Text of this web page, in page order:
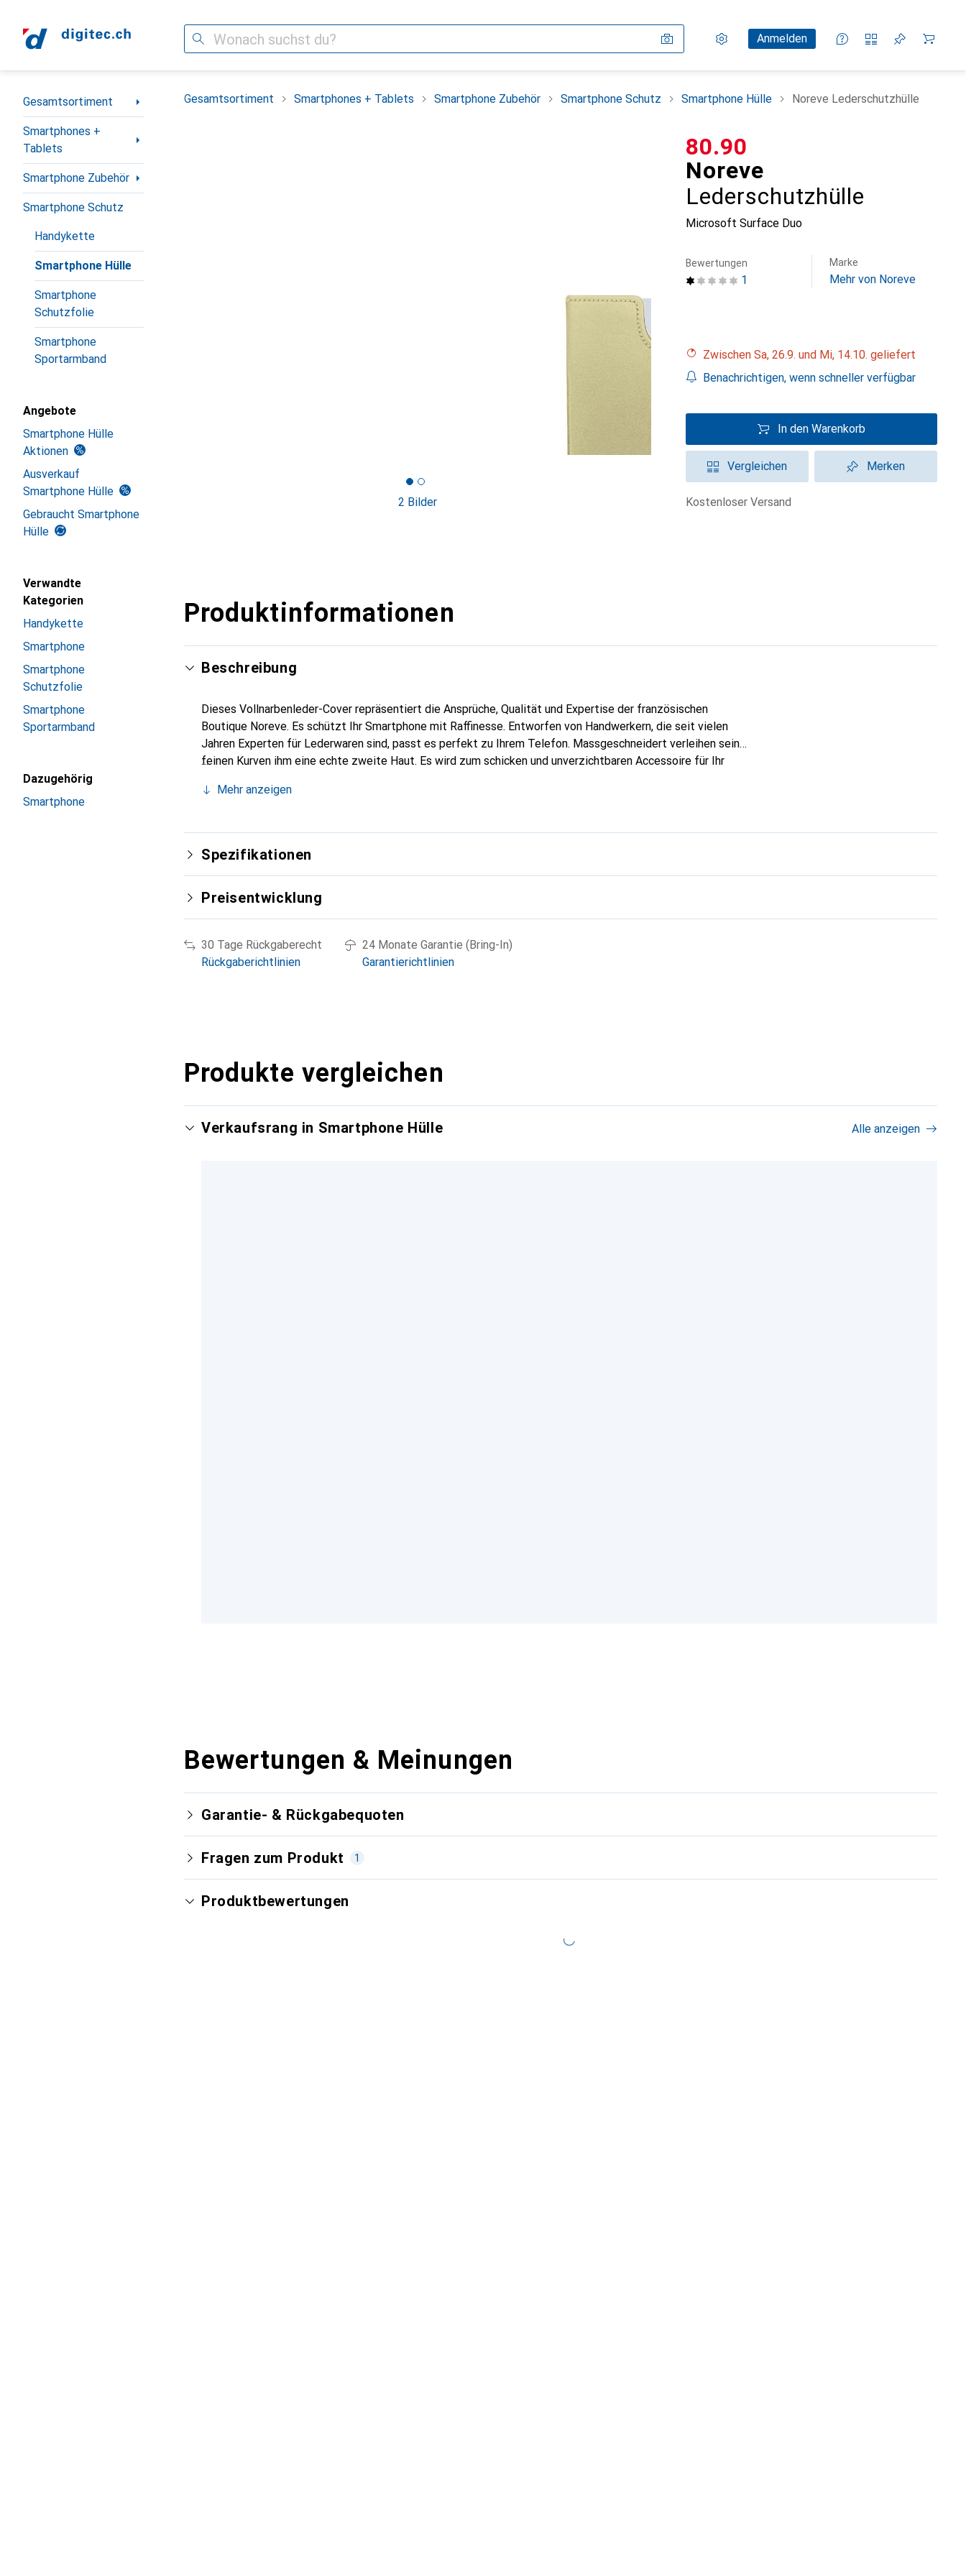
Suche Einstellungen
KundenkontoAnmelden
Vergleichslisten
Merklisten
Warenkorb
Navigation nach Kategorien
Gesamtsortiment
Smartphones +
Tablets
Smartphone Zubehör
Smartphone Schutz
Handykette
Smartphone Hülle
Smartphone
Schutzfolie
Smartphone
Sportarmband
Angebote
Smartphone Hülle
Aktionen
Ausverkauf
Smartphone Hülle
Gebraucht Smartphone
Hülle
Verwandte
Kategorien
Handykette
Smartphone
Smartphone
Schutzfolie
Smartphone
Sportarmband
Dazugehörig
Smartphone
Gesamtsortiment Smartphones + Tablets Smartphone Zubehör Smartphone Schutz Smartphone Hülle Noreve Lederschutzhülle
2 Bilder
Noreve
Lederschutzhülle
Microsoft Surface Duo
CHF
80.90
1
Bewertungen Marke
Mehr von Noreve
Zwischen Sa, 26.9. und Mi, 14.10. geliefert
Benachrichtigen, wenn schneller verfügbar
In den Warenkorb
Vergleichen Merken
kostenloser Versand
Produktinformationen
Beschreibung
Dieses Vollnarbenleder-Cover repräsentiert die Ansprüche, Qualität und Expertise der französischen
Boutique Noreve. Es schützt Ihr Smartphone mit Raffinesse. Entworfen von Handwerkern, die seit vielen
Jahren Experten für Lederwaren sind, passt es perfekt zu Ihrem Telefon. Massgeschneidert verleihen seine
feinen Kurven ihm eine echte zweite Haut. Es wird zum schicken und unverzichtbaren Accessoire für Ihr
Wahl für eine anspruchsvolle Klientel.
Mehr anzeigen
Spezifikationen
Preisentwicklung
30 Tage Rückgaberecht
Rückgaberichtlinien
24 Monate Garantie (Bring-In)
Garantierichtlinien
Produkte vergleichen
Verkaufsrang in Smartphone Hülle Alle anzeigen
Bewertungen & Meinungen
Garantie- & Rückgabequoten
Fragen zum Produkt 1
Produktbewertungen